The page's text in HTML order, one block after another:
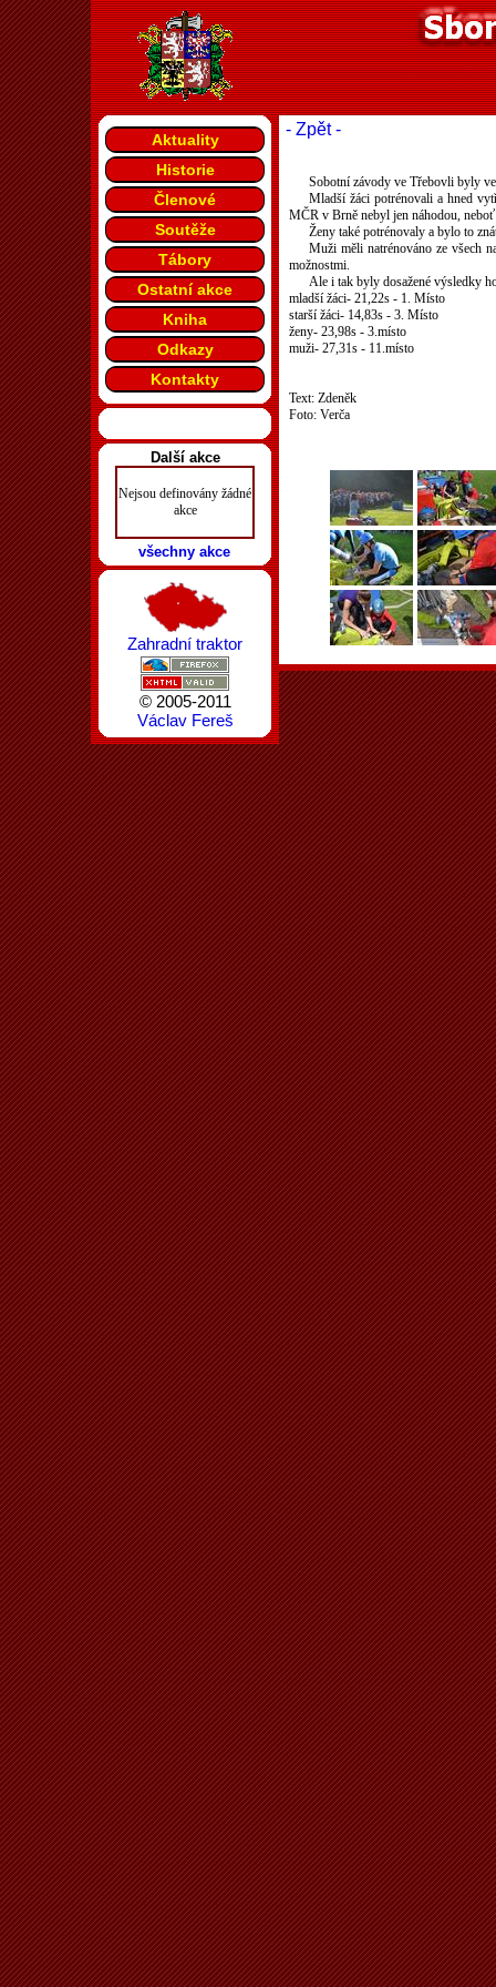
- Zpět -
Sobotní závody ve Třebovli byly
Mladší žáci potrénovali a hned
MČR v Brně nebyl jen náhodou,
Ženy také potrénovaly a bylo to
Muži měli natrénováno ze všech
možnostmi.
Ale i tak byly dosažené výsledky
mladší žáci- 21,22s - 1. Místo
starší žáci- 14,83s - 3. Místo
ženy- 23,98s - 3.místo
muži- 27,31s - 11.místo
Text: Zdeněk
Foto: Verča
Aktuality
Historie
Členové
Soutěže
Tábory
Ostatní akce
Kniha
Odkazy
Kontakty
Další akce
Nejsou definovány žádné
akce
všechny akce
Zahradní traktor
© 2005-2011
Václav Fereš